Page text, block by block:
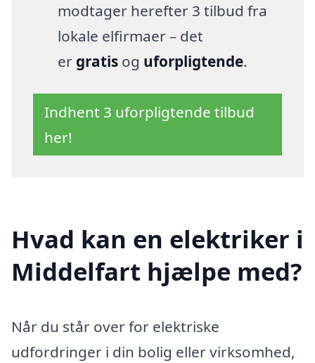
modtager herefter 3 tilbud fra
lokale elfirmaer – det
er gratisog uforpligtende.
Indhent 3 uforpligtende tilbud
her!
Hvad kan en elektriker i
Middelfart hjælpe med?
Når du står over for elektriske
udfordringer i din bolig eller virksomhed,